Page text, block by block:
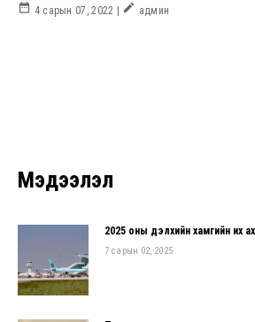
date_range 4 сарын 07, 2022 | create админ
Мэдээлэл
2025 оны дэлхийн хамгийн их
7 сарын 02, 2025